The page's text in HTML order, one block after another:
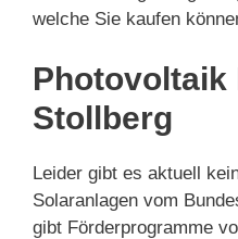
welche Sie kaufen
Photovoltaik
Stollberg
Leider gibt es aktuell
Solaranlagen vom
gibt Förderprogramme